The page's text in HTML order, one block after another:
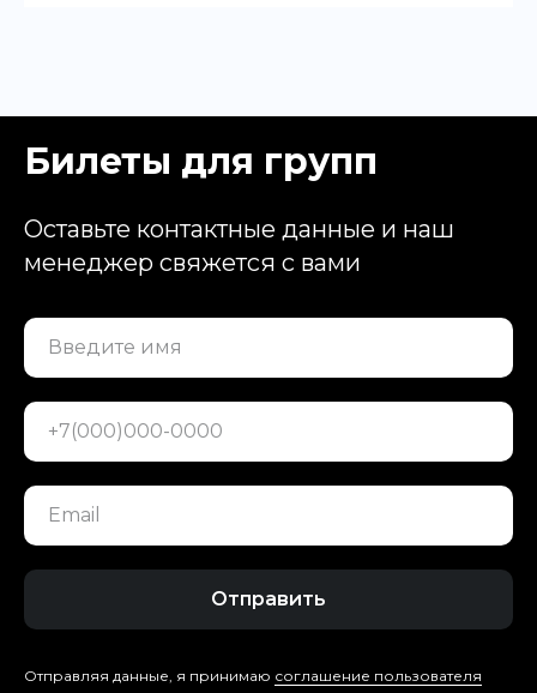
Билеты для групп
Оставьте контактные данные и наш
менеджер свяжется с вами
Введите имя
+7(000)000-0000
Email
Отправить
Отправляя данные, я принимаю соглашение пользователя